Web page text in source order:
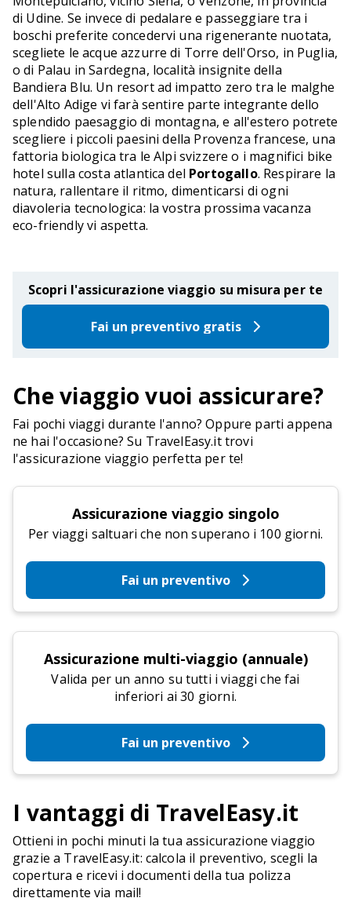
di Udine. Se invece di pedalare e passeggiare tra i
boschi preferite concedervi una rigenerante nuotata,
scegliete le acque azzurre di Torre dell'Orso, in Puglia,
o di Palau in Sardegna, località insignite della
Bandiera Blu. Un resort ad impatto zero tra le malghe
dell'Alto Adige vi farà sentire parte integrante dello
splendido paesaggio di montagna, e all'estero potrete
scegliere i piccoli paesini della Provenza francese, una
fattoria biologica tra le Alpi svizzere o i magnifici bike
hotel sulla costa atlantica del Portogallo. Respirare la
natura, rallentare il ritmo, dimenticarsi di ogni
diavoleria tecnologica: la vostra prossima vacanza
eco-friendly vi aspetta.
Scopri l'assicurazione viaggio su misura per te
Fai un preventivo gratis
Che viaggio vuoi assicurare?
Fai pochi viaggi durante l'anno? Oppure parti appena
ne hai l'occasione? Su TravelEasy.it trovi
l'assicurazione viaggio perfetta per te!
Assicurazione viaggio singolo
Per viaggi saltuari che non superano i 100 giorni.
Fai un preventivo
Assicurazione multi-viaggio (annuale)
Valida per un anno su tutti i viaggi che fai
inferiori ai 30 giorni.
Fai un preventivo
I vantaggi di TravelEasy.it
Ottieni in pochi minuti la tua assicurazione viaggio
grazie a TravelEasy.it: calcola il preventivo, scegli la
copertura e ricevi i documenti della tua polizza
direttamente via mail!